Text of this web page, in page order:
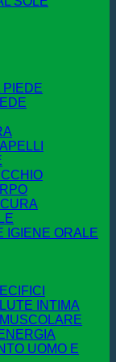
PIEDE
IGIENE ORALE
INTIMA
UOMO E